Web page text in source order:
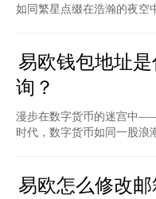
如同繁星点缀在浩瀚的夜空
易欧钱包地址
询？
漫步在数字货币的迷宫中
时代，数字货币如同一股浪
易欧怎么修改